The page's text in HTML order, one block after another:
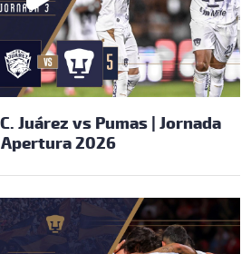
Juárez vs Pumas | Jornada
2026